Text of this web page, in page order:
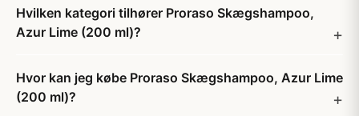
Hvilken kategori tilhører Proraso Skægshampoo,
Azur Lime (200 ml)?
Hvor kan jeg købe Proraso Skægshampoo, Azur Lime
(200 ml)?